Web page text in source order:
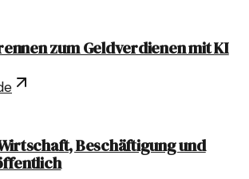
zum Geldverdienen mit KI
Beschäftigung und